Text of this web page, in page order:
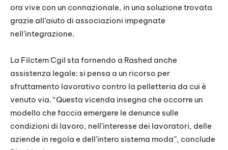
ora vive con un connazionale, in una soluzione trovata
grazie all’aiuto di associazioni impegnate
nell’integrazione.
La Filctem Cgil sta fornendo a Rashed anche
assistenza legale: si pensa a un ricorso per
sfruttamento lavorativo contro la pelletteria da cui è
venuto via. “Questa vicenda insegna che occorre un
modello che faccia emergere le denunce sulle
condizioni di lavoro, nell’interesse dei lavoratori, delle
aziende in regola e dell’intero sistema moda”, conclude